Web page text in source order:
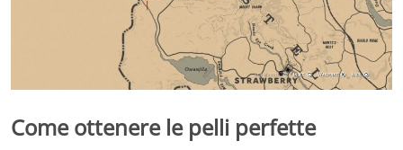
Come ottenere le pelli perfette